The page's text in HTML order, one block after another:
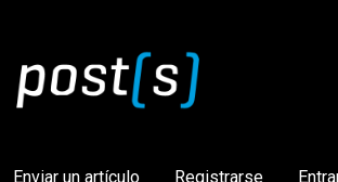
Enviar un artículo Registrarse